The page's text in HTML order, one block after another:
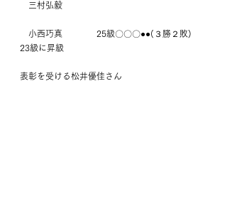
三村弘毅
小西巧真　　　　25級〇〇〇●●(３勝２敗)
23級に昇級
表彰を受ける松井優佳さん